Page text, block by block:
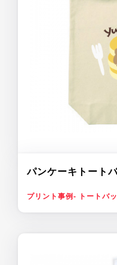
パンケーキトート
プリント事例- トートバ